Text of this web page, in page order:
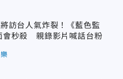
訪台人氣炸裂！《藍色監
會秒殺 親錄影片喊話台粉